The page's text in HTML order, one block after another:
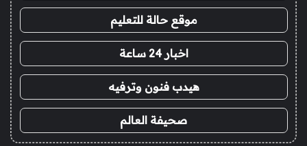
موقع حالة للتعليم
اخبار 24 ساعة
هيدب فنون وترفيه
صحيفة العالم